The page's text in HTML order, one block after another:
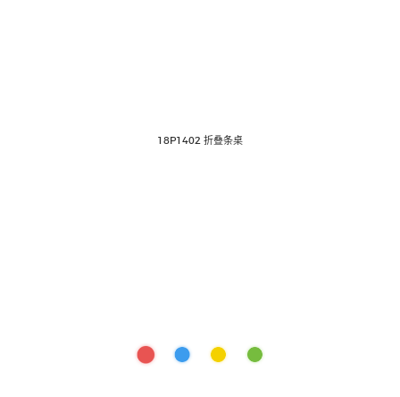
18P1402 折叠条桌